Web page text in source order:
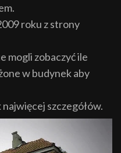
roku z strony
mogli zobaczyć ile
w budynek aby
szczegółów.